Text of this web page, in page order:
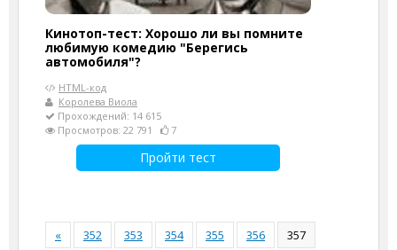
Кинотоп-тест: Хорошо ли вы помните
любимую комедию "Берегись
автомобиля"?
HTML-код
Королева Виола
Прохождений: 14 615
Просмотров: 22 791
7
Пройти тест
« 352 353 354 355 356
357